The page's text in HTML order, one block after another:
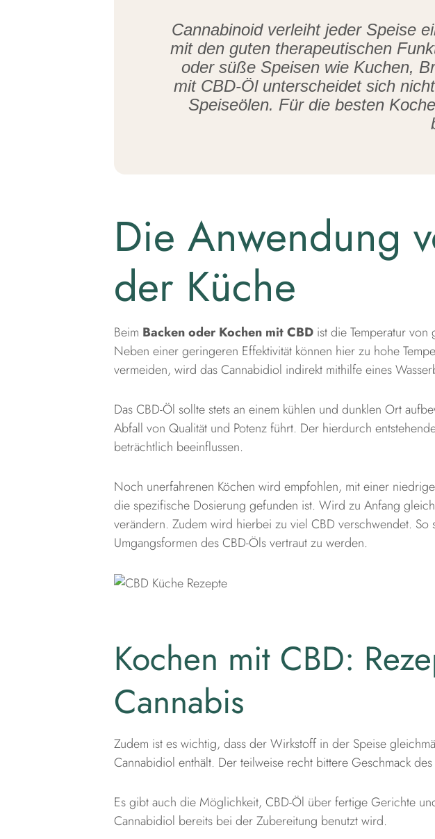
Cannabinoid verleiht jeder Speise
mit den guten therapeutischen
oder süße Speisen wie Kuchen,
mit CBD-Öl unterscheidet sich
Speiseölen. Für die besten
Die Anwendung
der Küche
Beim Backen oder Kochen mit CBDist die Temperatur von
Neben einer geringeren Effektivität können hier zu hohe
vermeiden, wird das Cannabidiol indirekt mithilfe eines
Das CBD-Öl sollte stets an einem kühlen und dunklen Ort
Abfall von Qualität und Potenz führt. Der hierdurch
beträchtlich beeinflussen.
Noch unerfahrenen Köchen wird empfohlen, mit einer
die spezifische Dosierung gefunden ist. Wird zu Anfang
verändern. Zudem wird hierbei zu viel CBD verschwendet.
Umgangsformen des CBD-Öls vertraut zu werden.
Kochen mit CBD:
Cannabis
Zudem ist es wichtig, dass der Wirkstoff in der Speise
Cannabidiol enthält. Der teilweise recht bittere Geschmack
Es gibt auch die Möglichkeit, CBD-Öl über fertige Gerichte
Cannabidiol bereits bei der Zubereitung benutzt wird.